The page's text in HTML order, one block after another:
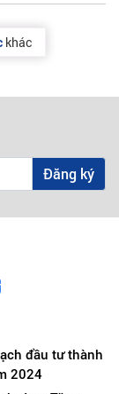
khác
Đăng ký
đầu tư thành
2024